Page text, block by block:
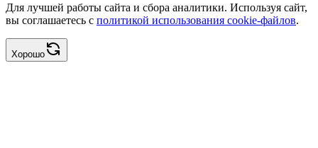
Для лучшей работы сайта и сбора аналитики. Используя сайт,
вы соглашаетесь с политикой использования cookie-файлов.
Хорошо